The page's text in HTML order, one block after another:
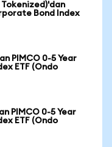
Bond Index
PIMCO 0-5 Year
ETF (Ondo
PIMCO 0-5 Year
ETF (Ondo